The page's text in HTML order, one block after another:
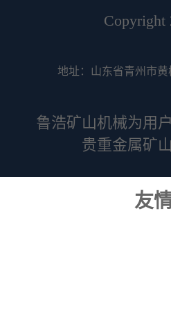
地址：山东省青州市黄
鲁浩矿山机械为用
贵重金属矿
友